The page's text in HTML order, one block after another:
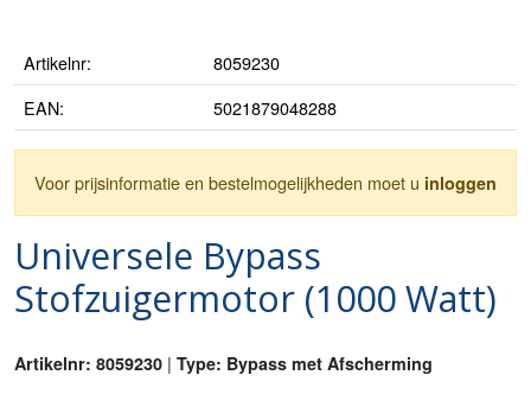
Artikelnr:
8059230
EAN:
5021879048288
Voor prijsinformatie en bestelmogelijkheden moet u inloggen
Universele Bypass
Stofzuigermotor (1000 Watt)
Artikelnr: 8059230 | Type: Bypass met Afscherming